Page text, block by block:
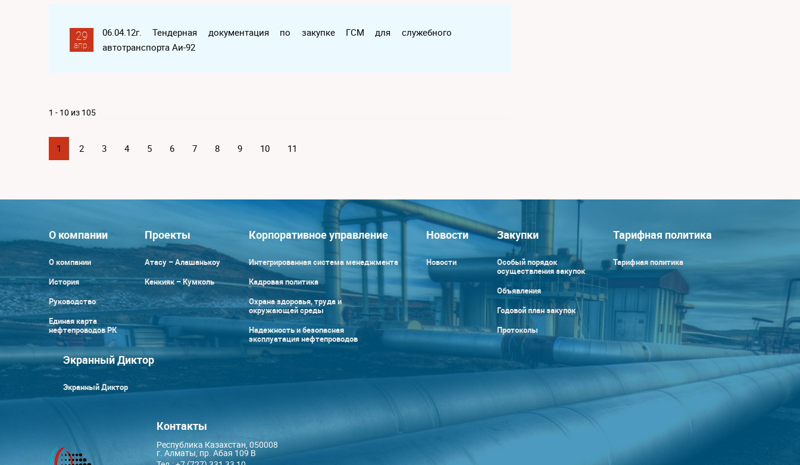
29
апр.
06.04.12г. Тендерная документация по закупке ГСМ для служебного
автотранспорта Аи-92
1 - 10 из 105
1 2 3 4 5 6 7 8 9 10 11
О компании
О компании
История
Руководство
Единая карта
нефтепроводов РК
Проекты
Атасу – Алашанькоу
Кенкияк – Кумколь
Корпоративное управление
Интегрированная система менеджмента
Кадровая политика
Охрана здоровья, труда и
окружающей среды
Надежность и безопасная
эксплуатация нефтепроводов
Новости
Новости
Закупки
Особый порядок
осуществления закупок
Объявления
Годовой план закупок
Протоколы
Тарифная политика
Тарифная политика
Экранный Диктор
Экранный Диктор
Контакты
Республика Казахстан, 050008
г. Алматы, пр. Абая 109 В